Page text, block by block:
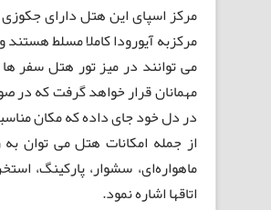
مرکز اسپای این هتل دارای
مرکزبه آیورودا کاملا مسلط
می توانند در میز تور هتل سفر
مهمانان قرار خواهد گرفت که در
در دل خود جای داده که مکان
از جمله امکانات هتل می توان
ماهواره‌ای، سشوار، پارکینگ،
اتاقها اشاره نمود.